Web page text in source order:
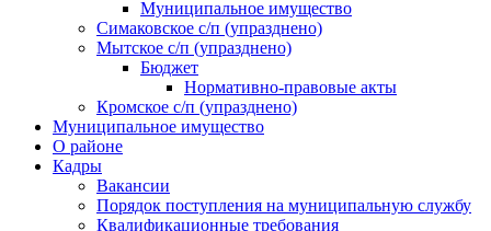
Муниципальное имущество
Симаковское с/п (упразднено)
Мытское с/п (упразднено)
Бюджет
Нормативно-правовые акты
Кромское с/п (упразднено)
Муниципальное имущество
О районе
Кадры
Вакансии
Порядок поступления на муниципальную службу
Квалификационные требования